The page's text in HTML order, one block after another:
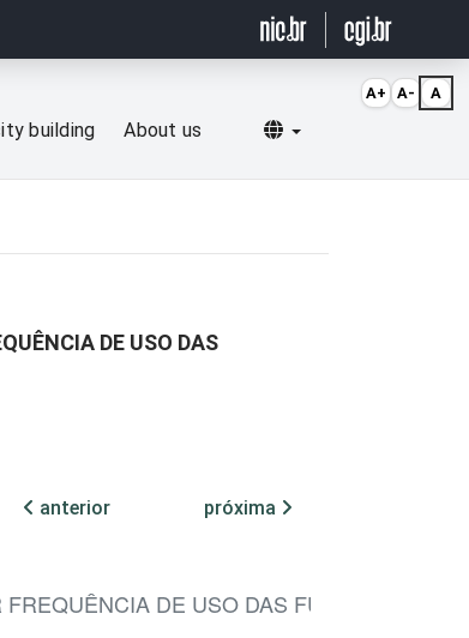
building About us Selecionar idioma
DE USO DAS
anterior
próxima
DE USO DAS
A+ A- A